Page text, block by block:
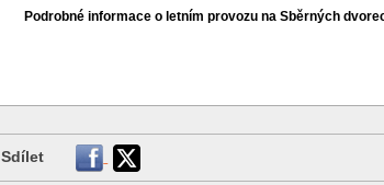
Podrobné informace o letním provozu na Sběrných
Sdílet